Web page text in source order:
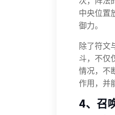
中央位置
御力。
除了符文
斗，不仅
情况，不
作用，并
4、召